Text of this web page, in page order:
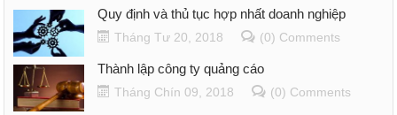
Quy định và thủ tục hợp nhất doanh nghiệp
Tháng Tư 20, 2018 (0) Comments
Thành lập công ty quảng cáo
Tháng Chín 09, 2018 (0) Comments